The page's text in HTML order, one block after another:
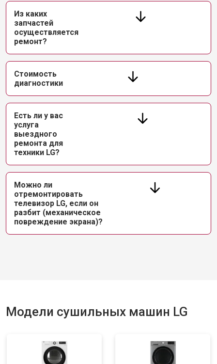
Из каких
запчастей
осуществляется
ремонт?
Стоимость
диагностики
Есть ли у вас
услуга
выездного
ремонта для
техники LG?
Можно ли
отремонтировать
телевизор LG, если он
разбит (механическое
повреждение экрана)?
Модели сушильных машин LG